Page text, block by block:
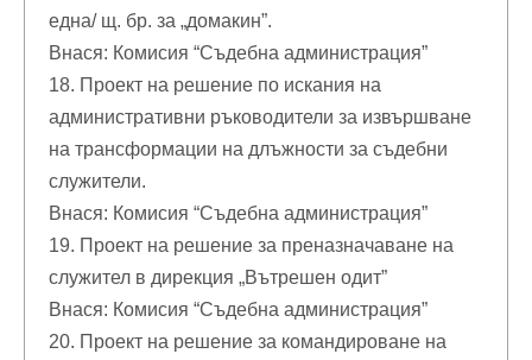
една/ щ. бр. за „домакин”.
Внася: Комисия “Съдебна администрация”
18. Проект на решение по искания на
административни ръководители за извършване
на трансформации на длъжности за съдебни
служители.
Внася: Комисия “Съдебна администрация”
19. Проект на решение за преназначаване на
служител в дирекция „Вътрешен одит”
Внася: Комисия “Съдебна администрация”
20. Проект на решение за командироване на